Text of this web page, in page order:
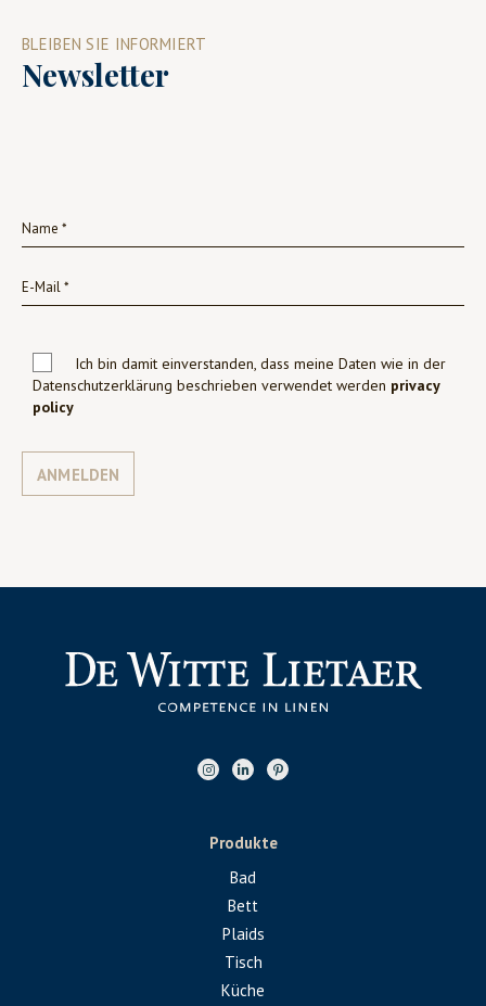
BLEIBEN SIE INFORMIERT
Newsletter
Ich bin damit einverstanden, dass meine Daten wie in der
Datenschutzerklärung beschrieben verwendet werden privacy
policy
ANMELDEN
Produkte
Bad
Bett
Plaids
Tisch
Küche